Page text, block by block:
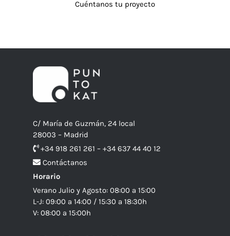
Cuéntanos tu proyecto
C/ María de Guzmán, 24 local
28003 – Madrid
+34 918 261 261 – +34 637 44 40 12
Contáctanos
Horario
Verano Julio y Agosto: 08:00 a 15:00
L-J: 09:00 a 14:00 / 15:30 a 18:30h
V: 08:00 a 15:00h